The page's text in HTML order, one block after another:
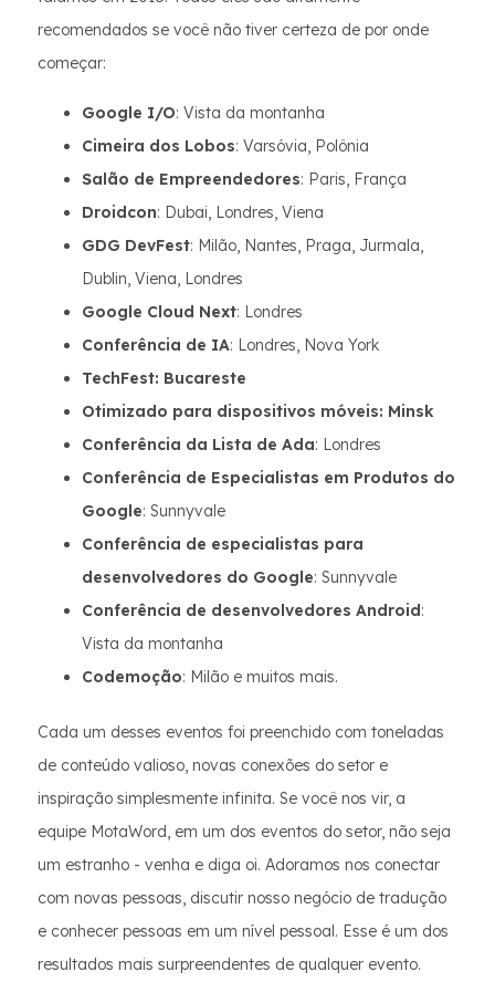
recomendados se você não tiver certeza de por onde
começar:
Google I/O: Vista da montanha
Cimeira dos Lobos: Varsóvia, Polônia
Salão de Empreendedores: Paris, França
Droidcon: Dubai, Londres, Viena
GDG DevFest: Milão, Nantes, Praga, Jurmala,
Dublin, Viena, Londres
Google Cloud Next: Londres
Conferência de IA: Londres, Nova York
TechFest: Bucareste
Otimizado para dispositivos móveis: Minsk
Conferência da Lista de Ada: Londres
Conferência de Especialistas em Produtos do
Google: Sunnyvale
Conferência de especialistas para
desenvolvedores do Google: Sunnyvale
Conferência de desenvolvedores Android:
Vista da montanha
Codemoção: Milão e muitos mais.
Cada um desses eventos foi preenchido com toneladas
de conteúdo valioso, novas conexões do setor e
inspiração simplesmente infinita. Se você nos vir, a
equipe MotaWord, em um dos eventos do setor, não seja
um estranho - venha e diga oi. Adoramos nos conectar
com novas pessoas, discutir nosso negócio de tradução
e conhecer pessoas em um nível pessoal. Esse é um dos
resultados mais surpreendentes de qualquer evento.